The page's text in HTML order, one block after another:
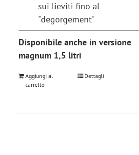
sui lieviti fino al
"degorgement"
Disponibile anche in versione
magnum 1,5 litri
Aggiungi al
carrello
Dettagli